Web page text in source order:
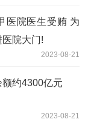
医院医生受贿 为
院大门!
2023-08-21
约4300亿元
2023-08-21